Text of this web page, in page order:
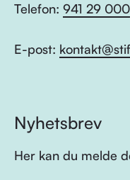
Telefon: 941 29 000
E-post:
Nyhetsbrev
Her kan du melde